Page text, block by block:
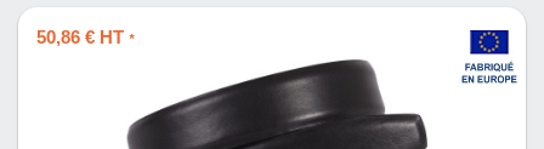
50,86 € HT *